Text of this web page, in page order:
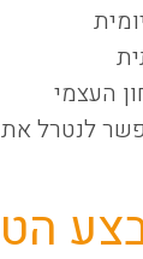
העצמי
לנטרל